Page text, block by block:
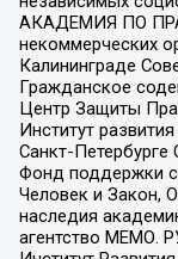
АКАДЕМИЯ ПО
некоммерческих
Калининграде
Гражданское
Центр Защиты
Институт
Санкт-Петербурге
Фонд поддержки
Человек и Закон,
наследия
агентство МЕМО.